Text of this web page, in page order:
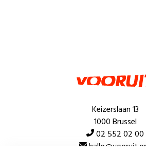
Keizerslaan 13
1000 Brussel
02 552 02 00